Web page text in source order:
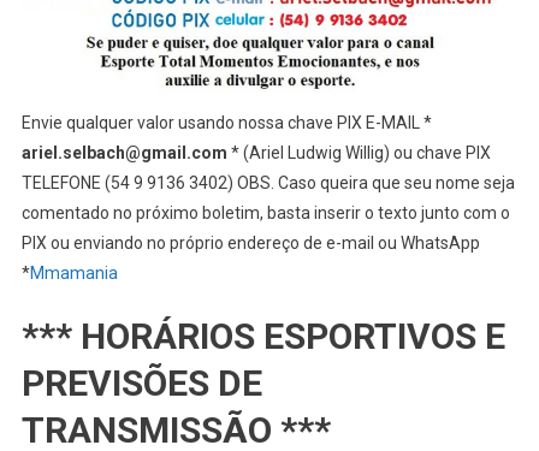
Envie qualquer valor usando nossa chave PIX E-MAIL *
ariel.selbach@gmail.com * (Ariel Ludwig Willig) ou chave PIX
TELEFONE (54 9 9136 3402) OBS. Caso queira que seu nome seja
comentado no próximo boletim, basta inserir o texto junto com o
PIX ou enviando no próprio endereço de e-mail ou WhatsApp
*Mmamania
*** HORÁRIOS ESPORTIVOS E
PREVISÕES DE
TRANSMISSÃO ***